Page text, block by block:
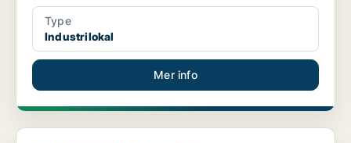
Type
Industrilokal
Mer info
Industrilokal i Söderort